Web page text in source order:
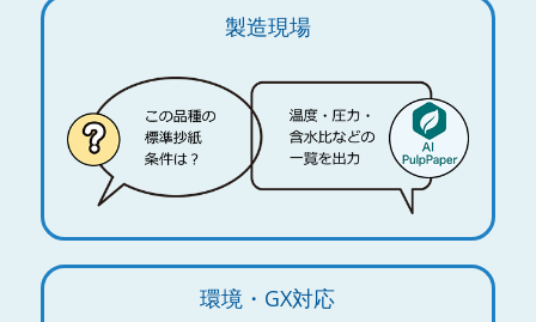
製造現場
環境・GX対応